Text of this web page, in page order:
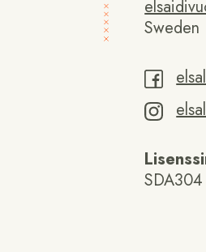
Sweden
SDA304